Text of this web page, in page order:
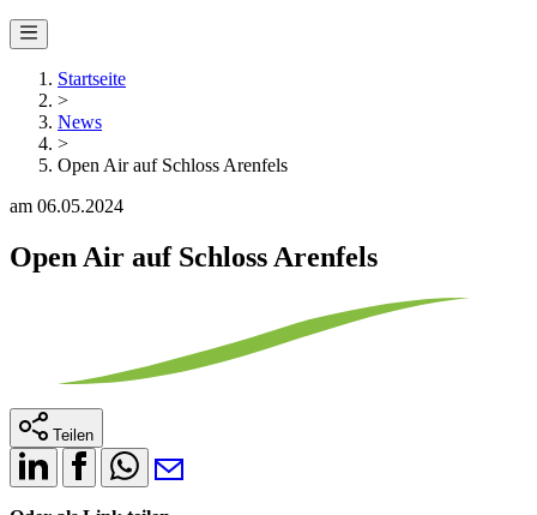
Startseite
>
News
>
Open Air auf Schloss Arenfels
am 06.05.2024
Open Air auf Schloss Arenfels
Teilen